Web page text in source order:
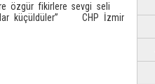
özgür fikirlere sevgi seli
küçüldüler” CHP İzmir